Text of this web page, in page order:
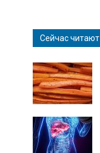
Сейчас читают